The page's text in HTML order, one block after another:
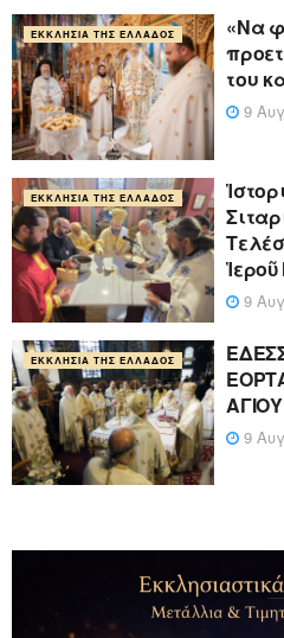
ΕΚΚΛΗΣΊΑ ΤΗΣ ΕΛΛΆΔΟΣ
«Να
του
9
ΕΚΚΛΗΣΊΑ ΤΗΣ ΕΛΛΆΔΟΣ
9
ΕΚΚΛΗΣΊΑ ΤΗΣ ΕΛΛΆΔΟΣ
9